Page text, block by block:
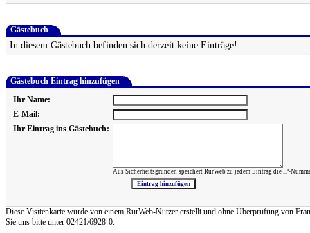
Gästebuch
In diesem Gästebuch befinden sich derzeit keine Einträge!
Gästebuch Eintrag hinzufügen
Ihr Name:
E-Mail:
Ihr Eintrag ins Gästebuch:
Aus Sicherheitsgründen speichert RurWeb zu jedem Eintrag die IP-
Diese Visitenkarte wurde von einem RurWeb-Nutzer erstellt und ohne Überprüfung von
Sie uns bitte unter 02421/6928-0.